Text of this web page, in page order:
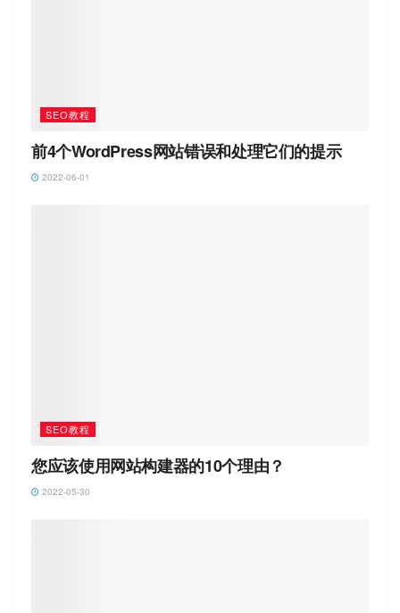
SEO教程
前4个WordPress网站错误和处理它们的提示
2022-06-01
SEO教程
您应该使用网站构建器的10个理由？
2022-05-30